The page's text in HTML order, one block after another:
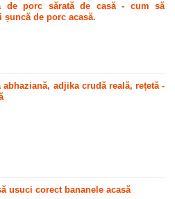
de porc sărată de casă - cum să
șuncă de porc acasă.
abhaziană, adjika crudă reală, rețetă -
usuci corect bananele acasă